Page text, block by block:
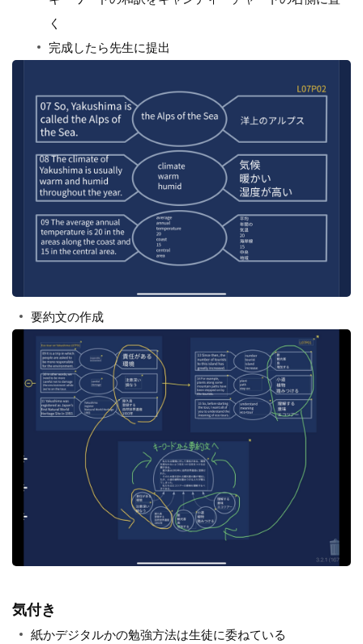
く
完成したら先生に提出
要約文の作成
気付き
紙かデジタルかの勉強方法は生徒に委ねている